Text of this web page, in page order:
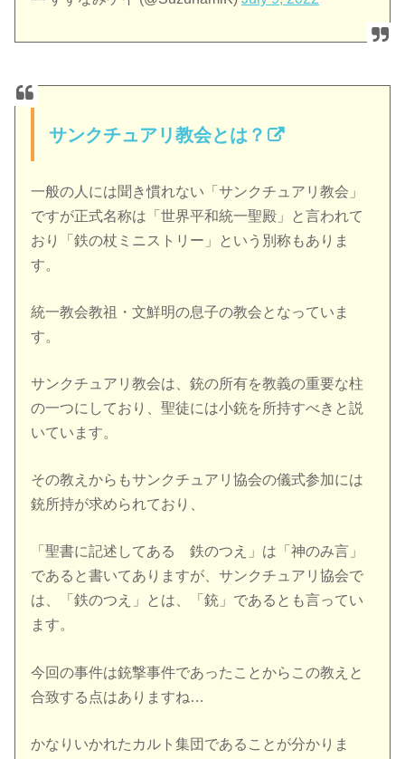
サンクチュアリ教会とは？
一般の人には聞き慣れない「サンクチュアリ教会」
ですが正式名称は「世界平和統一聖殿」と言われて
おり「鉄の杖ミニストリー」という別称もありま
す。
統一教会教祖・文鮮明の息子の教会となっていま
す。
サンクチュアリ教会は、銃の所有を教義の重要な柱
の一つにしており、聖徒には小銃を所持すべきと説
いています。
その教えからもサンクチュアリ協会の儀式参加には
銃所持が求められており、
「聖書に記述してある 鉄のつえ」は「神のみ言」
であると書いてありますが、サンクチュアリ協会で
は、「鉄のつえ」とは、「銃」であるとも言ってい
ます。
今回の事件は銃撃事件であったことからこの教えと
合致する点はありますね…
かなりいかれたカルト集団であることが分かりま